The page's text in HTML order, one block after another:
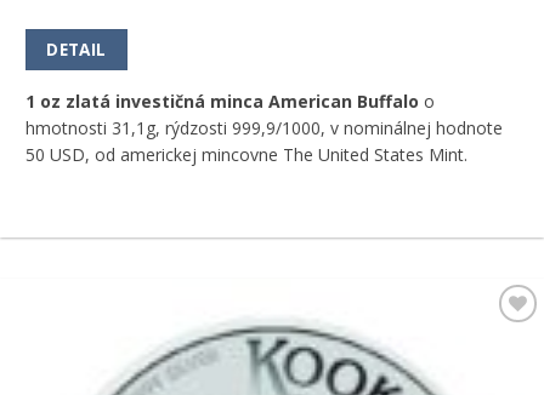
DETAIL
1 oz zlatá investičná minca American Buffalo o
hmotnosti 31,1g, rýdzosti 999,9/1000, v nominálnej hodnote
50 USD, od americkej mincovne The United States Mint.